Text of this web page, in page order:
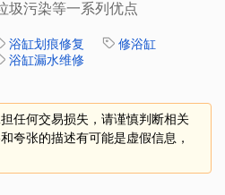
圾污染等一系列优点
浴缸划痕修复
修浴缸
浴缸漏水维修
任何交易损失，请谨慎判断相关
夸张的描述有可能是虚假信息，